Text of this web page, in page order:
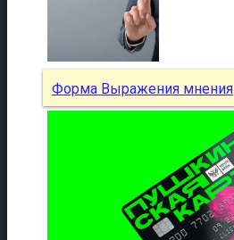
Форма Выражения мнения